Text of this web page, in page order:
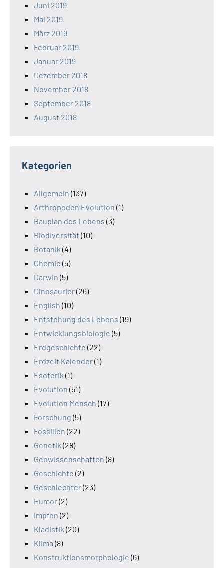
Juni 2019
Mai 2019
März 2019
Februar 2019
Januar 2019
Dezember 2018
November 2018
September 2018
August 2018
Kategorien
Allgemein (137)
Arthropoden Evolution (1)
Bauplan des Lebens (3)
Biodiversität (10)
Botanik (4)
Chemie (5)
Darwin (5)
Dinosaurier(26)
English (10)
Entstehung des Lebens (19)
Entwicklungsbiologie (5)
Erdgeschichte (22)
Erdzeit Kalender(1)
Esoterik (1)
Evolution (51)
Evolution Mensch (17)
Forschung (5)
Fossilien (22)
Genetik (28)
Geowissenschaften (8)
Geschichte (2)
Geschlechter(23)
Humor(2)
Impfen (2)
Kladistik (20)
Klima (8)
Konstruktionsmorphologie (6)